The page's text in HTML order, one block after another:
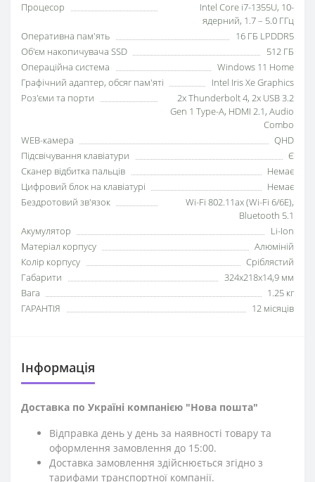
Процесор
Intel Core i7-1355U, 10-
ядерний, 1.7 – 5.0 ГГц
Оперативна пам'ять
16 ГБ LPDDR5
Об'єм накопичувача SSD
512 ГБ
Операційна система
Windows 11 Home
Графічний адаптер, обсяг пам'яті
Intel Iris Xe Graphics
Роз'єми та порти
2x Thunderbolt 4, 2x USB 3.2
Gen 1 Type-A, HDMI 2.1, Audio
Combo
WEB-камера
QHD
Підсвічування клавіатури
Є
Сканер відбитка пальців
Немає
Цифровий блок на клавіатурі
Немає
Бездротовий зв'язок
Wi-Fi 802.11ax (Wi-Fi 6/6E),
Bluetooth 5.1
Акумулятор
Li-Ion
Матеріал корпусу
Алюміній
Колір корпусу
Сріблястий
Габарити
324x218x14,9 мм
Вага
1.25 кг
ГАРАНТІЯ
12 місяців
Iнформація
Доставка по Україні компанією "Нова пошта"
Відправка день у день за наявності товару та
оформлення замовлення до 15:00.
Доставка замовлення здійснюється згідно з
тарифами транспортної компанії.